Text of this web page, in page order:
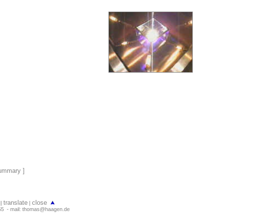
]
|| translate | close
- mail: thomas@haagen.de